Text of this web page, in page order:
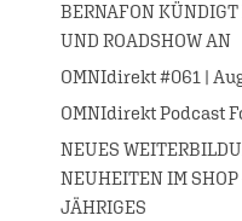
BERNAFON
UND ROADSHOW AN
OMNIdirekt #061 |
OMNIdirekt Podcast
NEUES
NEUHEITEN IM
JÄHRIGES